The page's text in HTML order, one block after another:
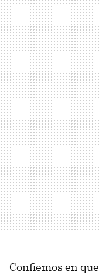
Confiemos en